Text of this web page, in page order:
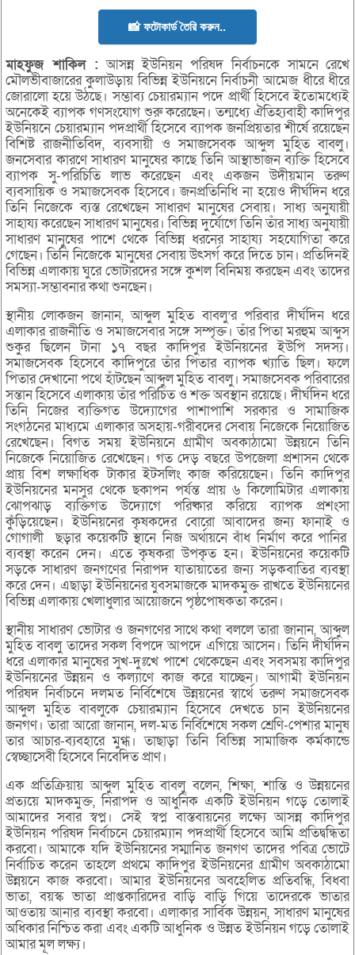
📸 ফটোকার্ড তৈরি করুন..
মাহফুজশাকিল : আসন্ন ইউনিয়ন পরিষদ নির্বাচনকে সামনে রেখে
মৌলভীবাজারের কুলাউড়ায় বিভিন্ন ইউনিয়নে নির্বাচনী আমেজ ধীরে ধীরে
জোরালো হয়ে উঠছে। সম্ভাব্য চেয়ারম্যান পদে প্রার্থী হিসেবে ইতোমধ্যেই
অনেকেই ব্যাপক গণসংযোগ শুরু করেছেন। তন্মধ্যে ঐতিহ্যবাহী কাদিপুর
ইউনিয়নে চেয়ারম্যান পদপ্রার্থী হিসেবে ব্যাপক জনপ্রিয়তার শীর্ষে রয়েছেন
বিশিষ্ট রাজনীতিবিদ, ব্যবসায়ী ও সমাজসেবক আব্দুল মুহিত বাবলু।
জনসেবার কারণে সাধারণ মানুষের কাছে তিনি আস্থাভাজন ব্যক্তি হিসেবে
ব্যাপক সু-পরিচিতি লাভ করেছেন এবং একজন উদীয়মান তরুণ
ব্যবসায়িক ও সমাজসেবক হিসেবে। জনপ্রতিনিধি না হয়েও দীর্ঘদিন ধরে
তিনি নিজেকে ব্যস্ত রেখেছেন সাধারণ মানুষের সেবায়। সাধ্য অনুযায়ী
সাহায্য করেছেন সাধারণ মানুষের। বিভিন্ন দুর্যোগে তিনি তাঁর সাধ্য অনুযায়ী
সাধারণ মানুষের পাশে থেকে বিভিন্ন ধরনের সাহায্য সহযোগিতা করে
গেছেন। তিনি নিজেকে মানুষের সেবায় উৎসর্গ করে দিতে চান। প্রতিদিনই
বিভিন্ন এলাকায় ঘুরে ভোটারদের সঙ্গে কুশল বিনিময় করছেন এবং তাদের
সমস্যা-সম্ভাবনার কথা শুনছেন।
স্থানীয় লোকজন জানান, আব্দুল মুহিত বাবলু’র পরিবার দীর্ঘদিন ধরে
এলাকার রাজনীতি ও সমাজসেবার সঙ্গে সম্পৃক্ত। তাঁর পিতা মরহুম আব্দুস
শুকুর ছিলেন টানা ১৭ বছর কাদিপুর ইউনিয়নের ইউপি সদস্য।
সমাজসেবক হিসেবে কাদিপুরে তাঁর পিতার ব্যাপক খ্যাতি ছিল। ফলে
পিতার দেখানো পথে হাঁটছেন আব্দুল মুহিত বাবলু। সমাজসেবক পরিবারের
সন্তান হিসেবে এলাকায় তাঁর পরিচিত ও শক্ত অবস্থান রয়েছে। দীর্ঘদিন ধরে
তিনি নিজের ব্যক্তিগত উদ্যোগের পাশাপাশি সরকার ও সামাজিক
সংগঠনের মাধ্যমে এলাকার অসহায়-গরীবদের সেবায় নিজেকে নিয়োজিত
রেখেছেন। বিগত সময় ইউনিয়নে গ্রামীণ অবকাঠামো উন্নয়নে তিনি
নিজেকে নিয়োজিত রেখেছেন। গত দেড় বছরে উপজেলা প্রশাসন থেকে
প্রায় বিশ লক্ষাধিক টাকার ইটসলিং কাজ করিয়েছেন। তিনি কাদিপুর
ইউনিয়নের মনসুর থেকে ছকাপন পর্যন্ত প্রায় ৬ কিলোমিটার এলাকায়
ঝোপঝাড় ব্যক্তিগত উদ্যোগে পরিষ্কার করিয়ে ব্যাপক প্রশংসা
কুঁড়িয়েছেন। ইউনিয়নের কৃষকদের বোরো আবাদের জন্য ফানাই ও
গোগালী ছড়ার কয়েকটি স্থানে নিজ অর্থায়নে বাঁধ নির্মাণ করে পানির
ব্যবস্থা করেন দেন। এতে কৃষকরা উপকৃত হন। ইউনিয়নের কয়েকটি
সড়কে সাধারণ জনগণের নিরাপদ যাতায়াতের জন্য সড়কবাতির ব্যবস্থা
করে দেন। এছাড়া ইউনিয়নের যুবসমাজকে মাদকমুক্ত রাখতে ইউনিয়নের
বিভিন্ন এলাকায় খেলাধুলার আয়োজনে পৃষ্ঠপোষকতা করেন।
স্থানীয় সাধারণ ভোটার ও জনগণের সাথে কথা বললে তারা জানান, আব্দুল
মুহিত বাবলু তাদের সকল বিপদে আপদে এগিয়ে আসেন। তিনি দীর্ঘদিন
ধরে এলাকার মানুষের সুখ-দুঃখে পাশে থেকেছেন এবং সবসময় কাদিপুর
ইউনিয়নের উন্নয়ন ও কল্যাণে কাজ করে যাচ্ছেন। আগামী ইউনিয়ন
পরিষদ নির্বাচনে দলমত নির্বিশেষে উন্নয়নের স্বার্থে তরুণ সমাজসেবক
আব্দুল মুহিত বাবলুকে চেয়ারম্যান হিসেবে দেখতে চান ইউনিয়নের
জনগণ। তারা আরো জানান, দল-মত নির্বিশেষে সকল শ্রেণি-পেশার মানুষ
তার আচার-ব্যবহারে মুগ্ধ। তাছাড়া তিনি বিভিন্ন সামাজিক কর্মকান্ডে
স্বেচ্ছাসেবী হিসেবে নিবেদিত প্রাণ।
এক প্রতিক্রিয়ায় আব্দুল মুহিত বাবলু বলেন, শিক্ষা, শান্তি ও উন্নয়নের
প্রত্যয়ে মাদকমুক্ত, নিরাপদ ও আধুনিক একটি ইউনিয়ন গড়ে তোলাই
আমাদের সবার স্বপ্ন। সেই স্বপ্ন বাস্তবায়নের লক্ষ্যে আসন্ন কাদিপুর
ইউনিয়ন পরিষদ নির্বাচনে চেয়ারম্যান পদপ্রার্থী হিসেবে আমি প্রতিদ্বন্ধিতা
করবো। আমাকে যদি ইউনিয়নের সম্মানিত জনগণ তাদের পবিত্র ভোটে
নির্বাচিত করেন তাহলে প্রথমে কাদিপুর ইউনিয়নের গ্রামীণ অবকাঠামো
উন্নয়নে কাজ করবো। আমার ইউনিয়নের অবহেলিত প্রতিবন্ধি, বিধবা
ভাতা, বয়স্ক ভাতা প্রাপ্তকারিদের বাড়ি বাড়ি গিয়ে তাদেরকে ভাতার
আওতায় আনার ব্যবস্থা করবো। এলাকার সার্বিক উন্নয়ন, সাধারণ মানুষের
অধিকার নিশ্চিত করা এবং একটি আধুনিক ও উন্নত ইউনিয়ন গড়ে তোলাই
আমার মূল লক্ষ্য।